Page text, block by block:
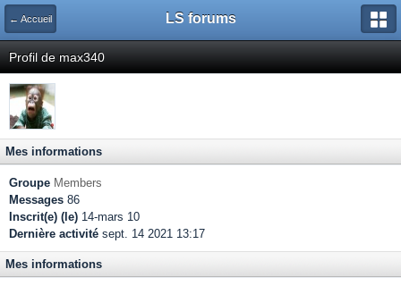
← Accueil LS forums
Profil de max340
Mes informations
Groupe Members
Messages 86
Inscrit(e) (le) 14-mars 10
Dernière activité sept. 14 2021 13:17
Mes informations